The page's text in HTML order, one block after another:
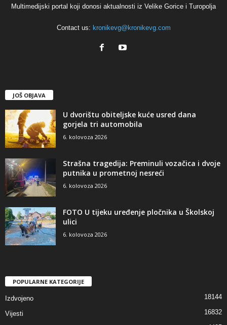
Multimedijski portal koji donosi aktualnosti iz Velike Gorice i Turopolja
Contact us: kronikevg@kronikevg.com
JOŠ OBJAVA
U dvorištu obiteljske kuće usred dana
gorjela tri automobila
6. kolovoza 2026
Strašna tragedija: Preminuli vozačica i dvoje
putnika u prometnoj nesreći
6. kolovoza 2026
FOTO U tijeku uređenje pločnika u Školskoj
ulici
6. kolovoza 2026
POPULARNE KATEGORIJE
Izdvojeno 18144
Vijesti 16832